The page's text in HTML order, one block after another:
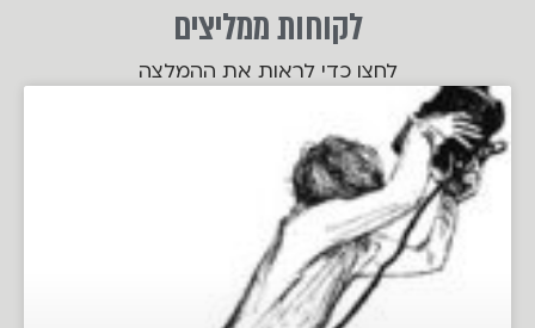
לקוחות ממליצים
לחצו כדי לראות את ההמלצה